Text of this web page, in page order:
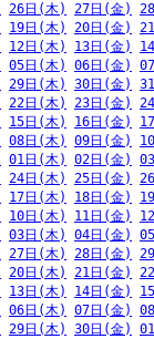
26日(木) 27日(金)
19日(木) 20日(金)
12日(木) 13日(金)
05日(木) 06日(金)
29日(木) 30日(金)
22日(木) 23日(金)
15日(木) 16日(金)
08日(木) 09日(金)
01日(木) 02日(金)
24日(木) 25日(金)
17日(木) 18日(金)
10日(木) 11日(金)
03日(木) 04日(金)
27日(木) 28日(金)
20日(木) 21日(金)
13日(木) 14日(金)
06日(木) 07日(金)
29日(木) 30日(金)